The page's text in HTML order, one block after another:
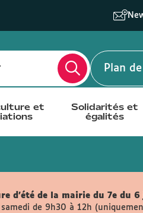
Plan
et
Solidarités et
égalités
d'été de la mairie du 7e du
samedi de 9h30 à 12h